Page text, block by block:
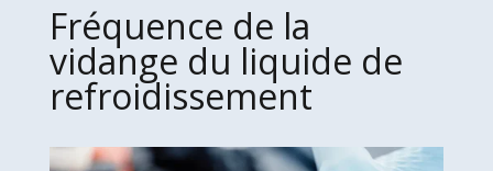
Fréquence de la
vidange du liquide de
refroidissement